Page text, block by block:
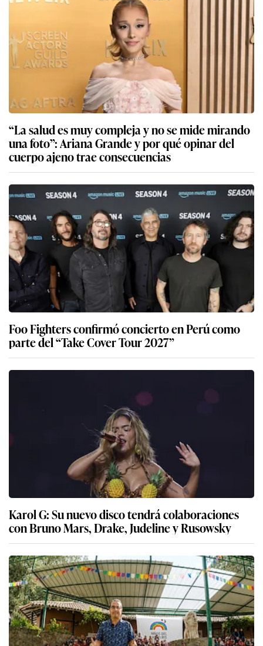
“La salud es muy compleja y no se mide mirando
una foto”: Ariana Grande y por qué opinar del
cuerpo ajeno trae consecuencias
Foo Fighters confirmó concierto en Perú como
parte del “Take Cover Tour 2027”
Karol G: Su nuevo disco tendrá colaboraciones
con Bruno Mars, Drake, Judeline y Rusowsky